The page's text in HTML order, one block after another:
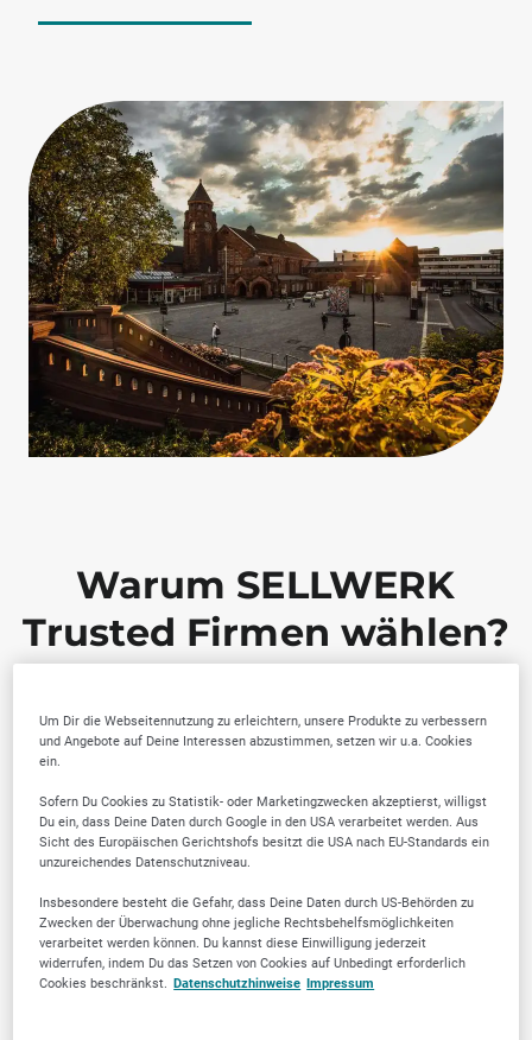
Warum SELLWERK
Trusted Firmen wählen?
Von der Community
geprüfte Anbieter
Lokale Marktkenntnis
Um Dir die Webseitennutzung zu erleichtern, unsere Produkte zu verbessern
und Angebote auf Deine Interessen abzustimmen, setzen wir u.a. Cookies
ein.
Sofern Du Cookies zu Statistik- oder Marketingzwecken akzeptierst, willigst
Du ein, dass Deine Daten durch Google in den USA verarbeitet werden. Aus
Sicht des Europäischen Gerichtshofs besitzt die USA nach EU-Standards ein
unzureichendes Datenschutzniveau.
Insbesondere besteht die Gefahr, dass Deine Daten durch US-Behörden zu
Zwecken der Überwachung ohne jegliche Rechtsbehelfsmöglichkeiten
verarbeitet werden können. Du kannst diese Einwilligung jederzeit
widerrufen, indem Du das Setzen von Cookies auf Unbedingt erforderlich
Cookies beschränkst. Datenschutzhinweise Impressum